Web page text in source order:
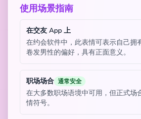
使用场景指南
在交友 App 上
在约会软件中，此表情可表示自己拥
卷发男性的偏好，具有正面意义。
职场场合 通常安全
在大多数职场语境中可用，但正式场
情符号。